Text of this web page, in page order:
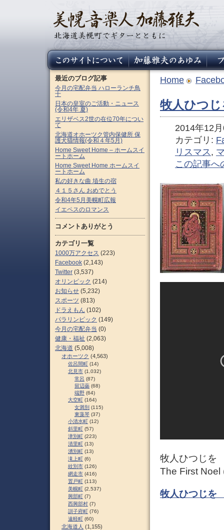
Home
牧人ひつ
2014年12
カテゴリ:
リスマス,
この記事へ
牧人ひつじを
The First Noel
牧人ひつじを
最近のブログ記事
今月の宅配弁当 ハローランチ鳥
十
日本の皇室のご活動・ニュース
(令和4年 夏)
エリザベス2世の在位70年につい
て
北海道オホーツク管内保健所 保
護犬猫情報(令和４年5月)
Home Sweet Home – ホームスイ
ートホーム
Home Sweet Home ホームスイ
ートホーム
私の好きな曲 埴生の宿
４１５さん おめでとう
令和4年5月美幌町広報
イエペスのロマンス
コメントありがとう
カテゴリ一覧
1000万アクセス (223)
Facebook (2,143)
Twitter (3,537)
オリンピック (214)
お知らせ (5,232)
スポーツ (813)
ドラえもん (102)
パラリンピック (149)
今月の宅配弁当 (0)
健康・福祉 (2,063)
北海道 (5,008)
オホーツク (4,563)
佐呂間町 (14)
北見市 (1,032)
常呂 (87)
留辺蘂 (68)
端野 (64)
大空町 (164)
女満別 (115)
東藻琴 (37)
小清水町 (12)
斜里町 (57)
津別町 (223)
清里町 (13)
湧別町 (13)
滝上町 (6)
紋別市 (126)
網走市 (416)
置戸町 (113)
美幌町 (2,537)
興部町 (7)
西興部村 (7)
訓子府町 (76)
遠軽町 (60)
北海道人 (1,155)